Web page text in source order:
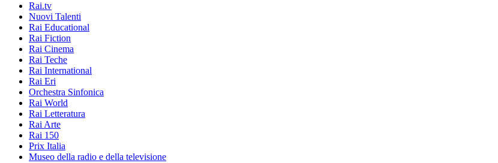
Rai.tv
Nuovi Talenti
Rai Educational
Rai Fiction
Rai Cinema
Rai Teche
Rai International
Rai Eri
Orchestra Sinfonica
Rai World
Rai Letteratura
Rai Arte
Rai 150
Prix Italia
Museo della radio e della televisione